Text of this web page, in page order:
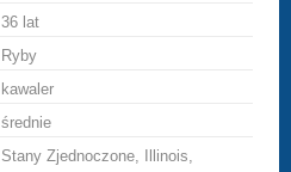
36 lat
Ryby
kawaler
średnie
Stany Zjednoczone, Illinois,